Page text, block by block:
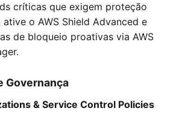
críticas que exigem proteção
o AWS Shield Advanced e
de bloqueio proativas via AWS
Governança
& Service Control Policies